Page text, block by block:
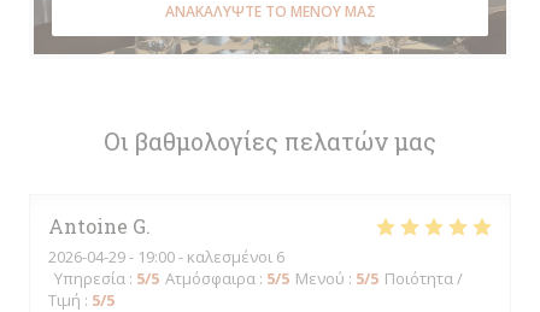
Οι βαθμολογίες πελατών μας
Antoine G
2026-04-29- 19:00 - καλεσμένοι 6
Υπηρεσία : 5/5 Ατμόσφαιρα : 5/5 Μενού : 5/5 Ποιότητα /
Τιμή : 5/5
ΑΝΑΚΑΛΎΨΤΕ ΤΟ ΜΕΝΟΎ ΜΑΣ